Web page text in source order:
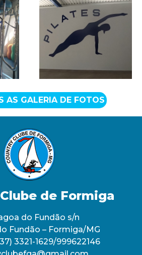
AS GALERIA DE FOTOS
de Formiga
do Fundão s/n
Fundão – Formiga/MG
3321-1629/999622146